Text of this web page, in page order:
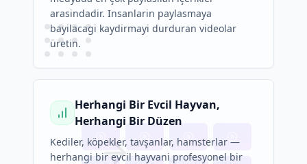
arasindadir. Insanlarin paylasmaya
bayilacagi kaydirmayi durduran videolar
üretin.
Herhangi Bir Evcil Hayvan,
Herhangi Bir Düzen
Kediler, köpekler, tavşanlar, hamsterlar —
herhangi bir evcil hayvani profesyonel bir